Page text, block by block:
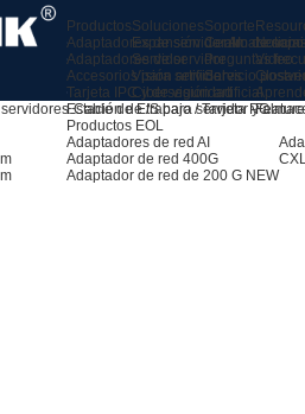
Productos
Adaptadores de servidor AI
Adaptadores de servidor
Accesorios para servidores
Tarjeta IPC y de visión artificial
Estación de trabajo / Tarjeta PC
Productos EOL
Adaptadores de red AI
Adaptador de red 400G
Adaptador de red de 200 G NEW
Soluciones
Expansión de
Servidor
Visión artificial
Ciberseguridad
Soporte
Centro de
Preguntas
Servicio
Video
Cable de E/S para servidor y